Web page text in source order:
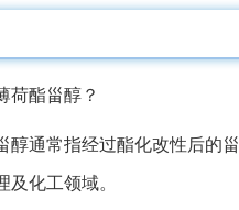
荷酯甾醇？
醇通常指经过酯化改性后的
化工领域。